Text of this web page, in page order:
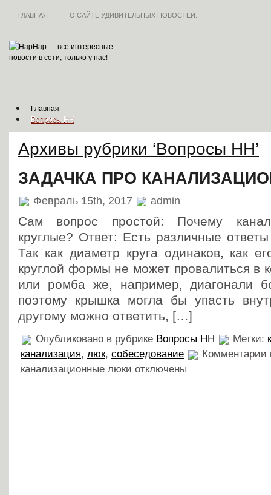
ГЛАВНАЯ О САЙТЕ УДИВИТЕЛЬНЫХ НОВОСТЕЙ.
Главная
Вопросы HH
Достижения
Искусство
Почему
Природа
Страны мира
Технологии
Факты
Архивы рубрики ‘Вопросы HH’
ЗАДАЧКА ПРО
Февраль 15th, 2017 admin
Сам вопрос простой: Почему
круглые? Ответ: Есть различные
Так как диаметр круга одинаков, как
круглой формы не может провалиться в
или ромба же, например, диагонали
поэтому крышка могла бы упасть
другому можно ответить, […]
Опубликовано в рубрике Вопросы HH Метки:
канализация, люк, собеседование Комментарии
канализационные люки отключены